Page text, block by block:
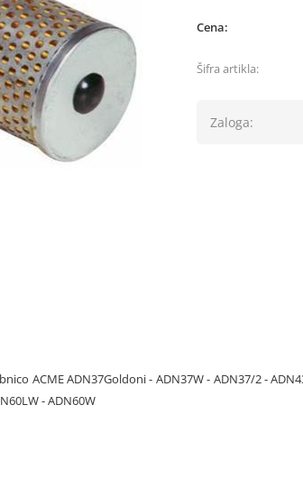
Cena:
Šifra artikla:
Zaloga:
ACME ADN37Goldoni - ADN37W - ADN37/2 -
- ADN60W